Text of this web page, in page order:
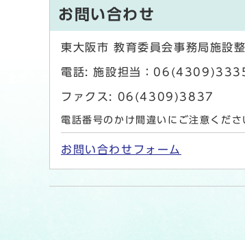
お問い合わせ
東大阪市 教育委員会事務局施設
電話: 施設担当：
ファクス: 06(4309)3837
電話番号のかけ間違いにご注意くださ
お問い合わせフォーム